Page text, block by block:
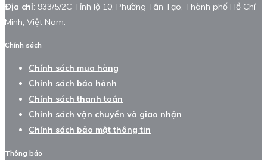
Địa chỉ: 933/5/2C Tỉnh lộ 10, Phường Tân Tạo, Thành phố Hồ Chí
Minh, Việt Nam.
Chính sách
Chính sách mua hàng
Chính sách bảo hành
Chính sách thanh toán
Chính sách vận chuyển và giao nhận
Chính sách bảo mật thông tin
Thông báo